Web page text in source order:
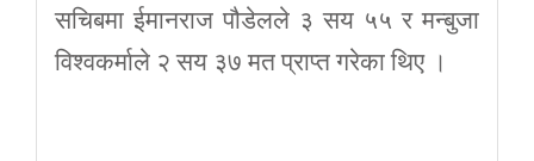
सचिबमा ईमानराज पौडेलले ३ सय ५५ र मन्बुजा
विश्वकर्माले २ सय ३७ मत प्राप्त गरेका थिए ।